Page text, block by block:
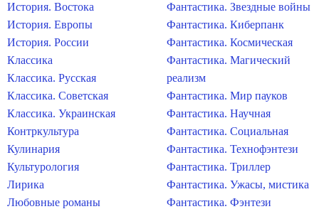
История. Востока
История. Европы
История. России
Классика
Классика. Русская
Классика. Советская
Классика. Украинская
Контркультура
Кулинария
Культурология
Лирика
Любовные романы
Фантастика. Звездные войны
Фантастика. Киберпанк
Фантастика. Космическая
Фантастика. Магический
реализм
Фантастика. Мир пауков
Фантастика. Научная
Фантастика. Социальная
Фантастика. Технофэнтези
Фантастика. Триллер
Фантастика. Ужасы, мистика
Фантастика. Фэнтези